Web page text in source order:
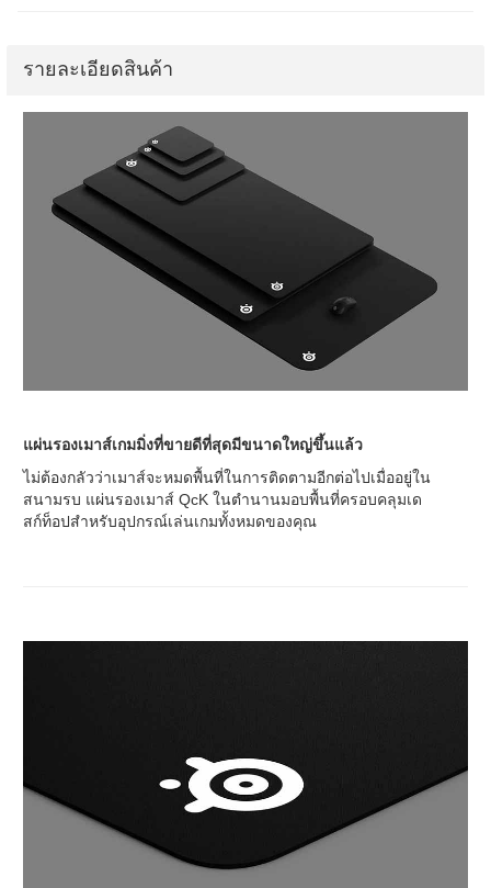
รายละเอียดสินค้า
แผ่นรองเมาส์เกมมิ่งที่ขายดีที่สุดมีขนาดใหญ่ขึ้นแล้ว
ไม่ต้องกลัวว่าเมาส์จะหมดพื้นที่ในการติดตามอีกต่อไปเมื่ออยู่ใน
สนามรบ แผ่นรองเมาส์ QcK ในตำนานมอบพื้นที่ครอบคลุมเด
สก์ท็อปสำหรับอุปกรณ์เล่นเกมทั้งหมดของคุณ